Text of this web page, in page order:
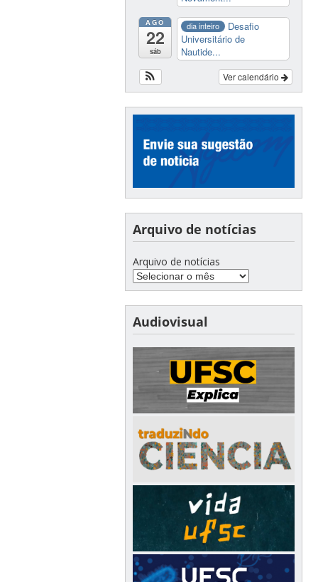
AGO
22
sáb
dia inteiro
Desafio
Universitário de
Nautide...
Ver calendário
Arquivo de notícias
Arquivo de notícias
Audiovisual